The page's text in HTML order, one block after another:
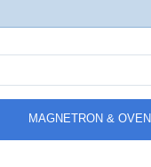
MAGNETRON & OVEN